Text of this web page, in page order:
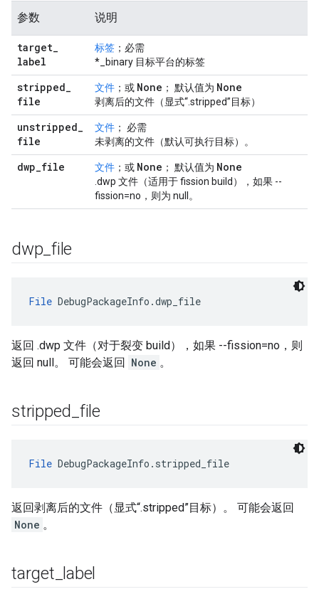
参数 说明
target_
label
标签 ；必需
*_binary 目标平台的标签
stripped_
file
文件 ；或 None ； 默认值为 None
剥离后的文件（显式“.stripped”目标）
unstripped_
file
文件 ； 必需
未剥离的文件（默认可执行目标）。
dwp_file 文件 ；或 None ； 默认值为 None
.dwp 文件（适用于 fission build），如果 --
fission=no，则为 null。
dwp _file
File DebugPackageInfo.dwp_file
返回 .dwp 文件（对于裂变 build），如果 --fission=no，则
返回 null。 可能会返回 None 。
stripped file
File DebugPackageInfo.stripped_file
返回剥离后的文件（显式“.stripped”目标）。 可能会返回
None 。
target label